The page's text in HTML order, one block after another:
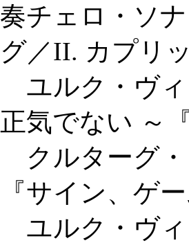
奏チェロ・ソ
グ／II. カプリ
ユルク・ヴィ
正気でない ～
クルターグ・
『サイン、ゲ
ユルク・ヴィ